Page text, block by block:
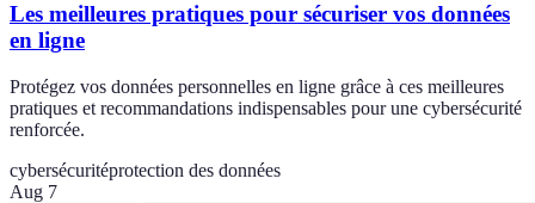
Les meilleures pratiques pour sécuriser vos données
en ligne
Protégez vos données personnelles en ligne grâce à ces meilleures
pratiques et recommandations indispensables pour une cybersécurité
renforcée.
cybersécuritéprotection des données
Aug 7